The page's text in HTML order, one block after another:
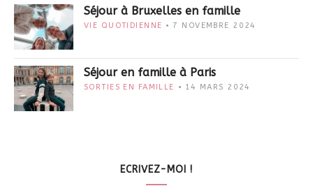
Séjour à Bruxelles en famille
VIE QUOTIDIENNE 7 NOVEMBRE 2024
Séjour en famille à Paris
SORTIES EN FAMILLE 14 MARS 2024
ECRIVEZ-MOI !